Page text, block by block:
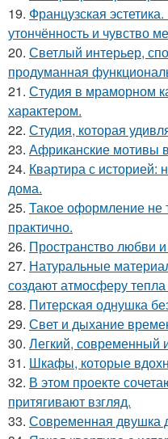
19. Французская
утончённость и чувство
20. Светлый интерьер,
продуманная
21. Студия в мраморном
характером.
22. Студия, которая
23. Африканские мотивы
24. Квартира с историей:
дома.
25. Такое оформление не
практично.
26. Пространство любви
27. Натуральные
создают атмосферу
28. Питерская однушка
29. Свет и дыхание
30. Легкий, современный
31. Шкафы, которые
32. В этом проекте
притягивают взгляд.
33. Современная двушка